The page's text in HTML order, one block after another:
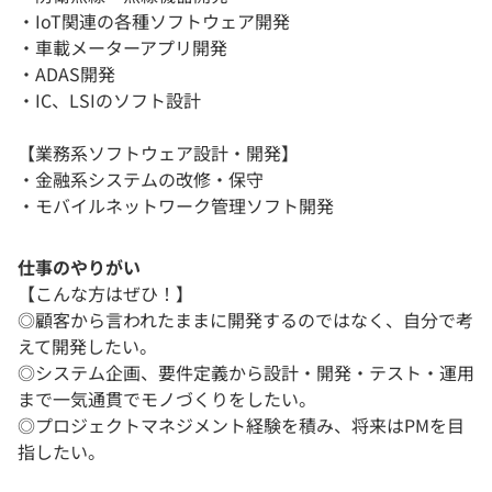
・IoT関連の各種ソフトウェア開発
・車載メーターアプリ開発
・ADAS開発
・IC、LSIのソフト設計
【業務系ソフトウェア設計・開発】
・金融系システムの改修・保守
・モバイルネットワーク管理ソフト開発
仕事のやりがい
【こんな方はぜひ！】
◎顧客から言われたままに開発するのではなく、自分で考
えて開発したい。
◎システム企画、要件定義から設計・開発・テスト・運用
まで一気通貫でモノづくりをしたい。
◎プロジェクトマネジメント経験を積み、将来はPMを目
指したい。